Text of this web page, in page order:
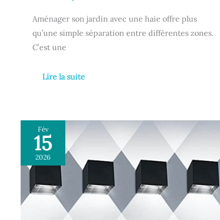
Aménager son jardin avec une haie offre plus
qu’une simple séparation entre différentes zones.
C’est une
Lire la suite
Fév
15
2026
Test
:
ledmo
applique
murale
étanche